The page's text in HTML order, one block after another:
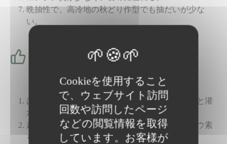
晩抽性で、高冷地の秋どり作型でも抽だいが少な
い。
栽培のポイント
は種後から本葉２～３枚展開時まではしっかりと灌
水を行い、発芽を揃え、葉を育てる。
越冬どりではホウ素欠乏症に注意し、元肥にホウ素
を施用する。
Cookieを使用すること
で、ウェブサイト訪問
回数や訪問したページ
などの閲覧情報を取得
しています。お客様が